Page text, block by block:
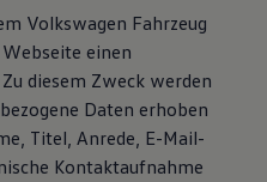
Volkswagen Fahrzeug
einen
diesem Zweck werden
Daten erhoben
Titel, Anrede, E-Mail-
Kontaktaufnahme